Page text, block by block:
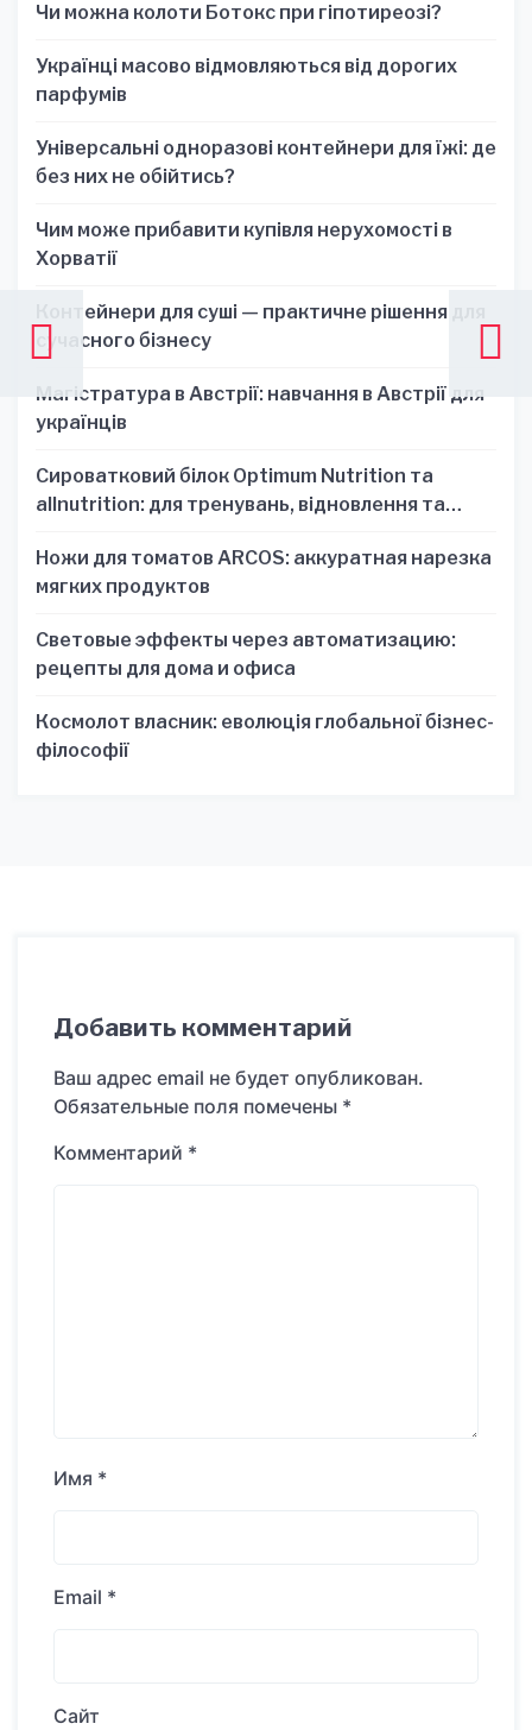
Чи можна колоти Ботокс при гіпотиреозі?
Українці масово відмовляються від дорогих
парфумів
Універсальні одноразові контейнери для їжі: де
без них не обійтись?
Чим може прибавити купівля нерухомості в
Хорватії
Контейнери для суші — практичне рішення для
сучасного бізнесу
Магістратура в Австрії: навчання в Австрії для
українців
Сироватковий білок Optimum Nutrition та
allnutrition: для тренувань, відновлення та
Ножи для томатов ARCOS: аккуратная нарезка
мягких продуктов
Световые эффекты через автоматизацию:
рецепты для дома и офиса
Космолот власник: еволюція глобальної бізнес-
філософії
Добавить комментарий
Ваш адрес email не будет опубликован.
Обязательные поля помечены *
Комментарий *
Имя *
Email *
Сайт